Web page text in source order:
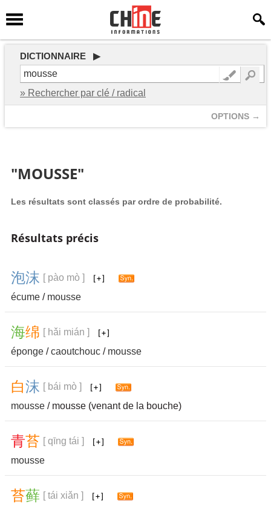
DICTIONNAIRE ▶
» Rechercher par clé / radical
OPTIONS →
"MOUSSE"
Les résultats sont classés par ordre de probabilité.
Résultats précis
泡沫 [ pào mò ]
écume / mousse
海绵 [ hǎi mián ]
éponge /caoutchouc / mousse
白沫 [ bái mò ]
mousse / mousse (venant de la bouche)
青苔 [ qīng tái ]
mousse
苔藓 [ tái xiǎn ]